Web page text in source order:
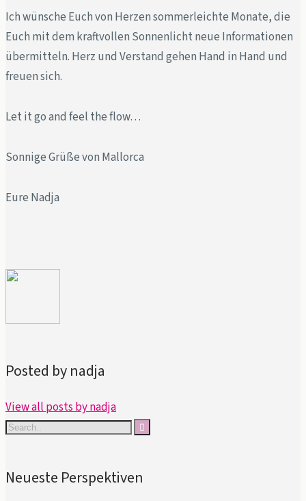
Ich wünsche Euch von Herzen sommerleichte Monate, die
Euch mit dem kraftvollen Sonnenlicht neue Informationen
übermitteln. Herz und Verstand gehen Hand in Hand und
freuen sich.
Let it go and feel the flow…
Sonnige Grüße von Mallorca
Eure Nadja
Posted by nadja
View all posts by nadja
Neueste Perspektiven